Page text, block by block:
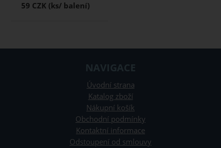
59 CZK
NAVIGACE
Úvodní strana
Katalog zboží
Nákupní košík
Obchodní podmínky
Kontaktní informace
Odstoupení od smlouvy